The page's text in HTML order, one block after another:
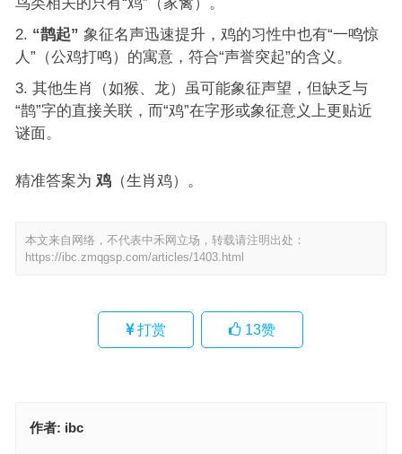
“鹊起” 象征名声迅速提升，鸡的习性中也有“一鸣惊
人”（公鸡打鸣）的寓意，符合“声誉突起”的含义。
其他生肖（如猴、龙）虽可能象征声望，但缺乏与
“鹊”字的直接关联，而“鸡”在字形或象征意义上更贴近
谜面。
精准答案为 鸡（生肖鸡）。
本文来自网络，不代表中禾网立场，转载请注明出处：
https://ibc.zmqgsp.com/articles/1403.html
打赏 13赞
作者: ibc